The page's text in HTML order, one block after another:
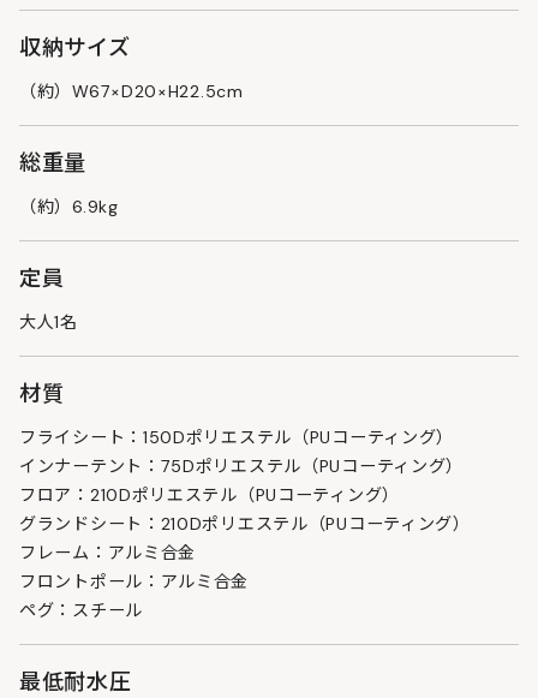
収納サイズ
（約）W67×D20×H22.5cm
総重量
（約）6.9kg
定員
大人1名
材質
フライシート：150Dポリエステル（PUコーティング）
インナーテント：75Dポリエステル（PUコーティング）
フロア：210Dポリエステル（PUコーティング）
グランドシート：210Dポリエステル（PUコーティング）
フレーム：アルミ合金
フロントポール：アルミ合金
ペグ：スチール
最低耐水圧